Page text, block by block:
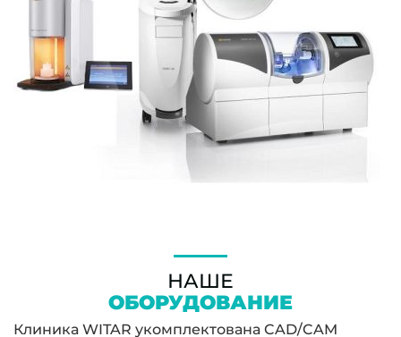
НАШЕ
ОБОРУДОВАНИЕ
Клиника WITAR укомплектована CAD/CAM